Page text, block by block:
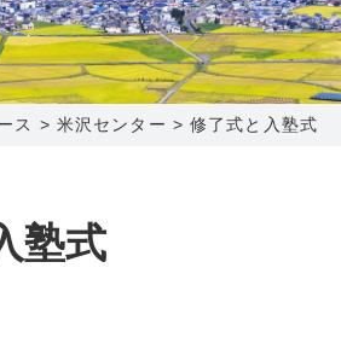
2-75
福島県福島市御山字一本松17-1-
1
0120-173-577
営業時間 9:15～18:00
ス > 米沢センター >修了式と入塾式
塾式